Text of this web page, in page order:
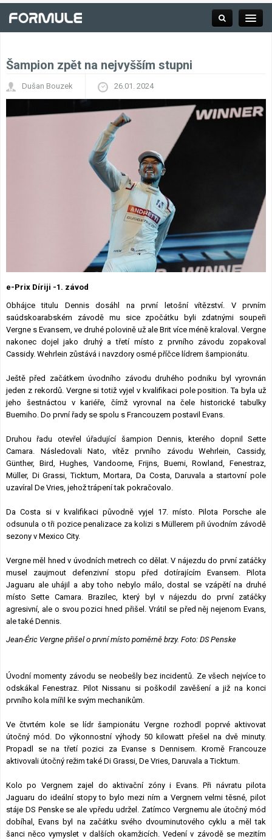
Závodní série
Týmy a jezdci F1
Okruhy F1
Šampion zpět na nejvyšším stupni
Dušan Bouzek 26.01. 2024
e-Prix Díriji -1. závod
Obhájce titulu Dennis dosáhl na první letošní vítězství. V prvním
saúdskoarabském závodě mu sice zpočátku byli zdatnými soupeři
Vergne s Evansem, ve druhé polovině už ale Brit více méně kraloval. Vergne
nakonec dojel jako druhý a třetí místo z prvního závodu zopakoval
Cassidy. Wehrlein zůstává i navzdory osmé příčce lídrem šampionátu.
Ještě před začátkem úvodního závodu druhého podniku byl vyrovnán
jeden z rekordů. Vergne si totiž vyjel v kvalifikaci pole position. Ta byla už
jeho šestnáctou v kariéře, čímž vyrovnal na čele historické tabulky
Buemiho. Do první řady se spolu s Francouzem postavil Evans.
Druhou řadu otevřel úřadující šampion Dennis, kterého dopnil Sette
Camara. Následovali Nato, vítěz prvního závodu Wehrlein, Cassidy,
Günther, Bird, Hughes, Vandoorne, Frijns, Buemi, Rowland, Fenestraz,
Müller, Di Grassi, Ticktum, Mortara, Da Costa, Daruvala a startovní pole
uzavíral De Vries, jehož trápení tak pokračovalo.
Da Costa si v kvalifikaci původně vyjel 17. místo. Pilota Porsche ale
odsunula o tři pozice penalizace za kolizi s Müllerem při úvodním závodě
sezony v Mexico City.
Vergne měl hned v úvodních metrech co dělat. V nájezdu do první zatáčky
musel zaujmout defenzivní stopu před dotírajícím Evansem. Pilota
Jaguaru ale uhájil a aby toho nebylo málo, dostal se vzápětí na druhé
místo Sette Camara. Brazilec, který byl v nájezdu do první zatáčky
agresivní, ale o svou pozici hned přišel. Vrátil se před něj nejenom Evans,
ale také Dennis.
Jean-Éric Vergne přišel o první místo poměrně brzy. Foto: DS Penske
Úvodní momenty závodu se neobešly bez incidentů. Ze všech nejvíce to
odskákal Fenestraz. Pilot Nissanu si poškodil zavěšení a již na konci
prvního kola mířil ke svým mechanikům.
Ve čtvrtém kole se lídr šampionátu Vergne rozhodl poprvé aktivovat
útočný mód. Do výkonnostní výhody 50 kilowatt přešel na dvě minuty.
Propadl se na třetí pozici za Evanse s Dennisem. Kromě Francouze
aktivovali útočný režim také Di Grassi, De Vries, Daruvala a Ticktum.
Kolo po Vergnem zajel do aktivační zóny i Evans. Při návratu pilota
Jaguaru do ideální stopy to bylo mezi ním a Vergnem velmi těsné, pilot
stáje DS Penske se ale vpředu udržel. Zatímco Vergnemu ale útočný mód
dobíhal, Evans byl na začátku svého dvouminutového cyklu a měl tak
šanci něco vymyslet v dalších okamžicích. Vedení v závodě se mezitím